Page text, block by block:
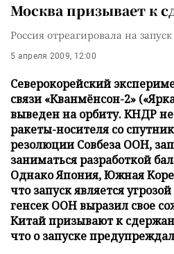
Москва призывает к
Россия отреагировала на
5 апреля 2009, 12:00
Северокорейский
связи «Кванмёнсон-2»
выведен на орбиту. КНДР не
ракеты-носителя со
резолюции Совбеза ООН,
заниматься разработкой
Однако Япония, Южная
что запуск является
генсек ООН выразил свое
Китай призывают к
что о запуске